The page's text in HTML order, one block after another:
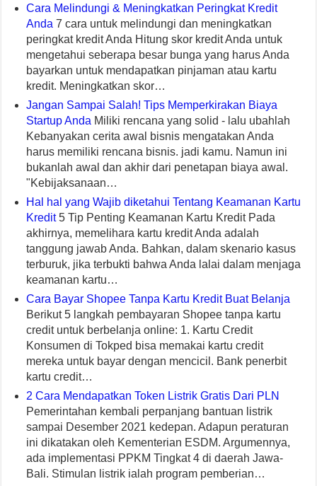
Cara Melindungi & Meningkatkan Peringkat Kredit
Anda 7 cara untuk melindungi dan meningkatkan
peringkat kredit Anda Hitung skor kredit Anda untuk
mengetahui seberapa besar bunga yang harus Anda
bayarkan untuk mendapatkan pinjaman atau kartu
kredit. Meningkatkan skor…
Jangan Sampai Salah! Tips Memperkirakan Biaya
Startup Anda Miliki rencana yang solid - lalu ubahlah
Kebanyakan cerita awal bisnis mengatakan Anda
harus memiliki rencana bisnis. jadi kamu. Namun ini
bukanlah awal dan akhir dari penetapan biaya awal.
"Kebijaksanaan…
Hal hal yang Wajib diketahui Tentang Keamanan Kartu
Kredit5 Tip Penting Keamanan Kartu Kredit Pada
akhirnya, memelihara kartu kredit Anda adalah
tanggung jawab Anda. Bahkan, dalam skenario kasus
terburuk, jika terbukti bahwa Anda lalai dalam menjaga
keamanan kartu…
Cara Bayar Shopee Tanpa Kartu Kredit Buat Belanja
Berikut 5 langkah pembayaran Shopee tanpa kartu
credit untuk berbelanja online: 1. Kartu Credit
Konsumen di Tokped bisa memakai kartu credit
mereka untuk bayar dengan mencicil. Bank penerbit
kartu credit…
2 Cara Mendapatkan Token Listrik Gratis Dari PLN
Pemerintahan kembali perpanjang bantuan listrik
sampai Desember 2021 kedepan. Adapun peraturan
ini dikatakan oleh Kementerian ESDM. Argumennya,
ada implementasi PPKM Tingkat 4 di daerah Jawa-
Bali. Stimulan listrik ialah program pemberian…